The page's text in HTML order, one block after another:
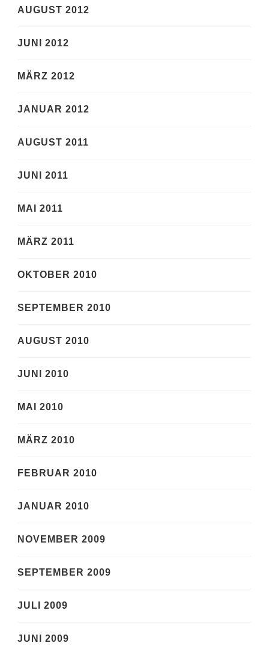
AUGUST 2012
JUNI 2012
MÄRZ 2012
JANUAR 2012
AUGUST 2011
JUNI 2011
MAI 2011
MÄRZ 2011
OKTOBER 2010
SEPTEMBER 2010
AUGUST 2010
JUNI 2010
MAI 2010
MÄRZ 2010
FEBRUAR 2010
JANUAR 2010
NOVEMBER 2009
SEPTEMBER 2009
JULI 2009
JUNI 2009